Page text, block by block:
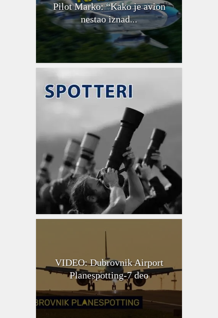
Pilot Marko: “Kako je avion
nestao iznad...
VIDEO: Dubrovnik Airport
Planespotting-7 deo